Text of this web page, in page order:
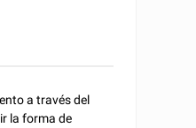
a través del
la forma de